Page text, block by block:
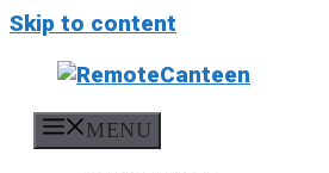
Skip to content
MENU